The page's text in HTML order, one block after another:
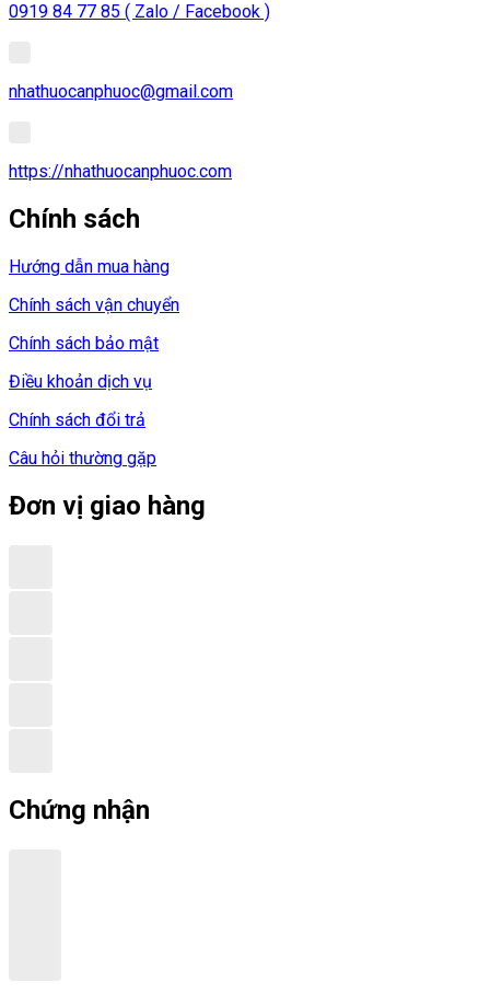
0919 84 77 85 ( Zalo / Facebook )
nhathuocanphuoc@gmail.com
https://nhathuocanphuoc.com
Chính sách
Hướng dẫn mua hàng
Chính sách vận chuyển
Chính sách bảo mật
Điều khoản dịch vụ
Chính sách đổi trả
Câu hỏi thường gặp
Đơn vị giao hàng
Chứng nhận